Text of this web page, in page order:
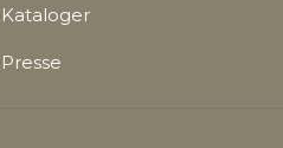
Kataloger
Presse